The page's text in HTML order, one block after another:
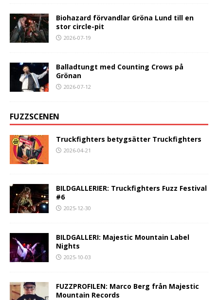
Biohazard förvandlar Gröna Lund till en
stor circle-pit
2026-07-19
Balladtungt med Counting Crows på
Grönan
2026-07-12
FUZZSCENEN
Truckfighters betygsätter Truckfighters
2026-04-21
BILDGALLERIER: Truckfighters Fuzz Festival
#6
2025-12-30
BILDGALLERI: Majestic Mountain Label
Nights
2025-10-03
FUZZPROFILEN: Marco Berg från Majestic
Mountain Records